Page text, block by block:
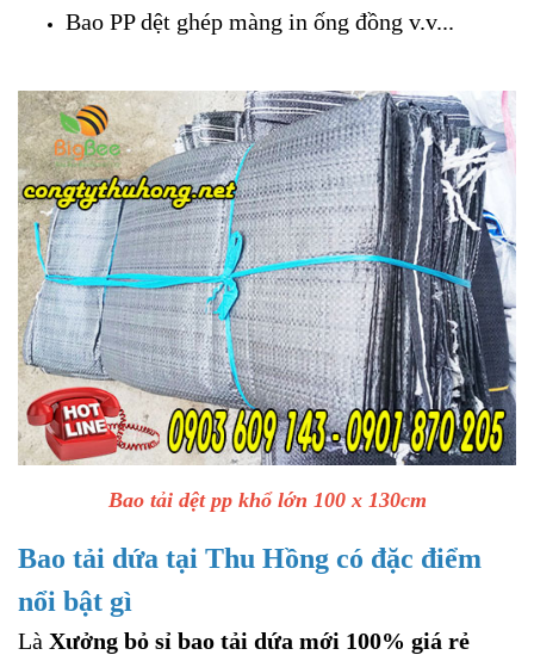
Bao PP dệt ghép màng in ống đồng v.v...
Bao tải dệt pp khổ lớn 100 x 130cm
Bao tải dứa tại Thu Hồng có đặc điểm
nổi bật gì
Là Xưởng bỏ sỉ bao tải dứa mới 100% giá rẻ